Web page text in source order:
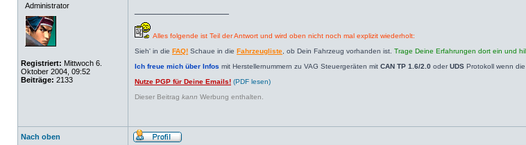
Administrator
Registriert: Mittwoch 6.
Oktober 2004, 09:52
Beiträge: 2133
Alles folgende ist Teil der Antwort und wird oben nicht noch mal explizit wiederholt:
Sieh' in die FAQ! Schaue in die Fahrzeugliste , ob Dein Fahrzeug vorhanden ist. Trage Deine Erfahrungen dort ein und
Ich freue mich über Infos mit Herstellernummern zu VAG Steuergeräten mit CAN TP 1.6/2.0 oderUDS Protokoll wenn
Nutze PGP für Deine Emails! (PDF lesen)
Dieser Beitrag kann Werbung enthalten.
Nach oben